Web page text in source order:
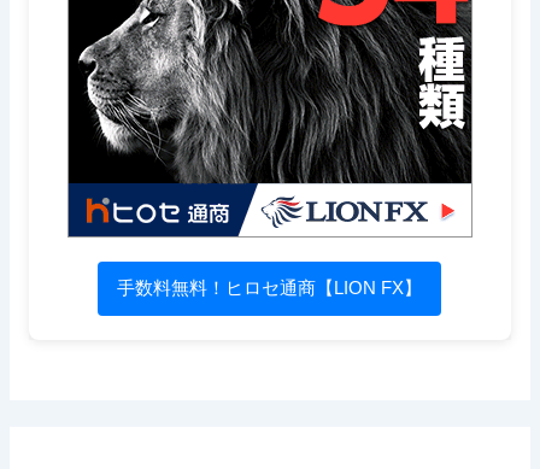
手数料無料！ヒロセ通商【LION FX】